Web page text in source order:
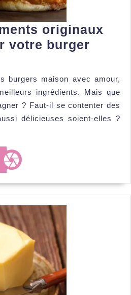
originaux
votre burger
burgers maison avec amour,
ingrédients. Mais que
? Faut-il se contenter des
délicieuses soient-elles ?